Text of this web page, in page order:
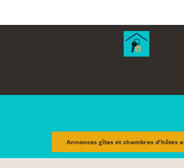
Annonces gîtes et chambres d'hôtes